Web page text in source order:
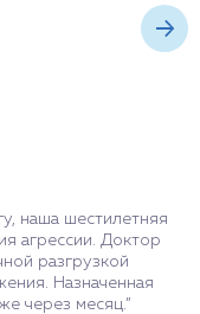
наша шестилетняя
агрессии. Доктор
разгрузкой
Назначенная
через месяц.”